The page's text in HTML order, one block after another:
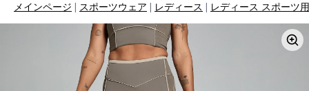
メインページ スポーツウェア レディース レディース スポーツ